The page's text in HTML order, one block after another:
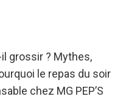
grossir ? Mythes,
le repas du soir
chez MG PEP’S